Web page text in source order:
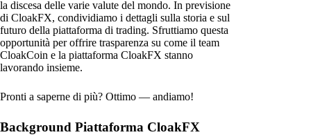
la discesa delle varie valute del mondo. In previsione
di CloakFX, condividiamo i dettagli sulla storia e sul
futuro della piattaforma di trading. Sfruttiamo questa
opportunità per offrire trasparenza su come il team
CloakCoin e la piattaforma CloakFX stanno
lavorando insieme.
Pronti a saperne di più? Ottimo — andiamo!
Background Piattaforma CloakFX